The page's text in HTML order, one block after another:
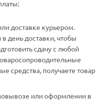
доставке курьером.
день доставки, чтобы
сдачу с любой
средства, получаете товар
или оформлении в